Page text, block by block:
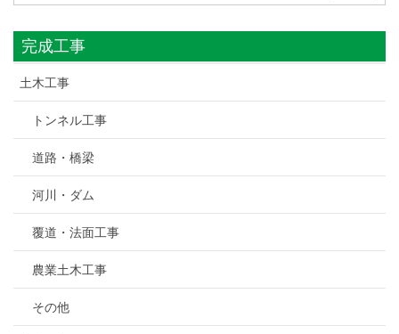
完成工事
土木工事
トンネル工事
道路・橋梁
河川・ダム
覆道・法面工事
農業土木工事
その他